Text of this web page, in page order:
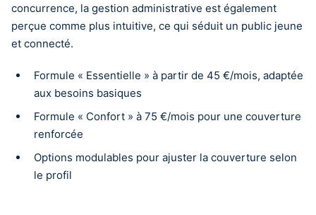
concurrence, la gestion administrative est également
perçue comme plus intuitive, ce qui séduit un public jeune
et connecté.
Formule « Essentielle » à partir de 45 €/mois, adaptée
aux besoins basiques
Formule « Confort » à 75 €/mois pour une couverture
renforcée
Options modulables pour ajuster la couverture selon
le profil